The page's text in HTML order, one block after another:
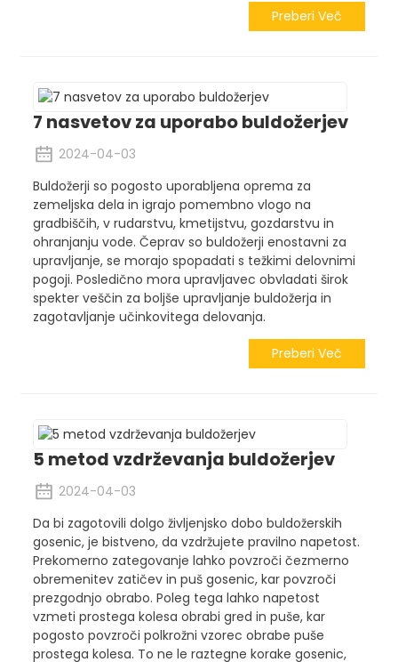
Preberi Več
7 nasvetov za uporabo buldožerjev
2024-04-03
Buldožerji so pogosto uporabljena oprema za
zemeljska dela in igrajo pomembno vlogo na
gradbiščih, v rudarstvu, kmetijstvu, gozdarstvu in
ohranjanju vode. Čeprav so buldožerji enostavni za
upravljanje, se morajo spopadati s težkimi delovnimi
pogoji. Posledično mora upravljavec obvladati širok
spekter veščin za boljše upravljanje buldožerja in
zagotavljanje učinkovitega delovanja.
Preberi Več
5 metod vzdrževanja buldožerjev
2024-04-03
Da bi zagotovili dolgo življenjsko dobo buldožerskih
gosenic, je bistveno, da vzdržujete pravilno napetost.
Prekomerno zategovanje lahko povzroči čezmerno
obremenitev zatičev in puš gosenic, kar povzroči
prezgodnjo obrabo. Poleg tega lahko napetost
vzmeti prostega kolesa obrabi gred in puše, kar
pogosto povzroči polkrožni vzorec obrabe puše
prostega kolesa. To ne le raztegne korake gosenic,